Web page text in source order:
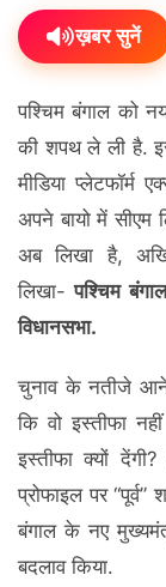
ख़बर सुनें
पश्चिम बंगाल को
की शपथ ले ली है.
मीडिया
अपने बायो में सीएम
अब लिखा है,
लिखा-पश्चिम
विधानसभा.
चुनाव के नतीजे आने
कि वो इस्तीफा
इस्तीफा क्यों
प्रोफाइल पर
बंगाल के नए
बदलाव किया.